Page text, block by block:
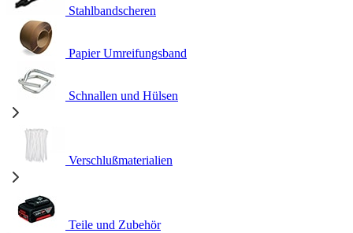
Stahlbandscheren
Papier Umreifungsband
Schnallen und Hülsen
Verschlußmaterialien
Teile und Zubehör